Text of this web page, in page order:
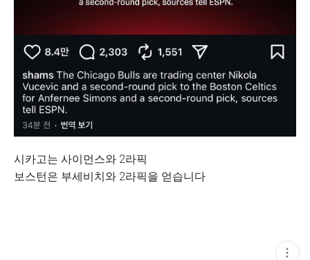
시카고는 사이먼스와 2라픽
보스턴은 부세비치와 2라픽을 얻습니다
현